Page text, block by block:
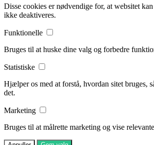
Disse cookies er nødvendige for, at websitet
ikke deaktiveres.
Funktionelle
Bruges til at huske dine valg og forbedre
Statistiske
Hjælper os med at forstå, hvordan sitet bruges,
det.
Marketing
Bruges til at målrette marketing og vise